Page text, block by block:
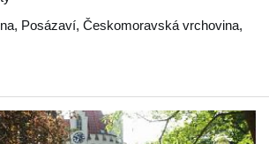
, Posázaví, Českomoravská vrchovina,